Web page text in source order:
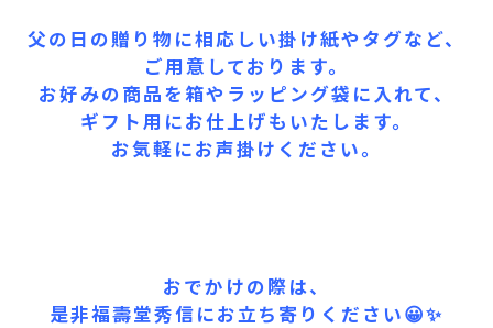
父の日の贈り物に相応しい掛け紙やタグなど、
ご用意しております。
お好みの商品を箱やラッピング袋に入れて、
ギフト用にお仕上げもいたします。
お気軽にお声掛けください。
おでかけの際は、
是非福壽堂秀信にお立ち寄りください😀✨